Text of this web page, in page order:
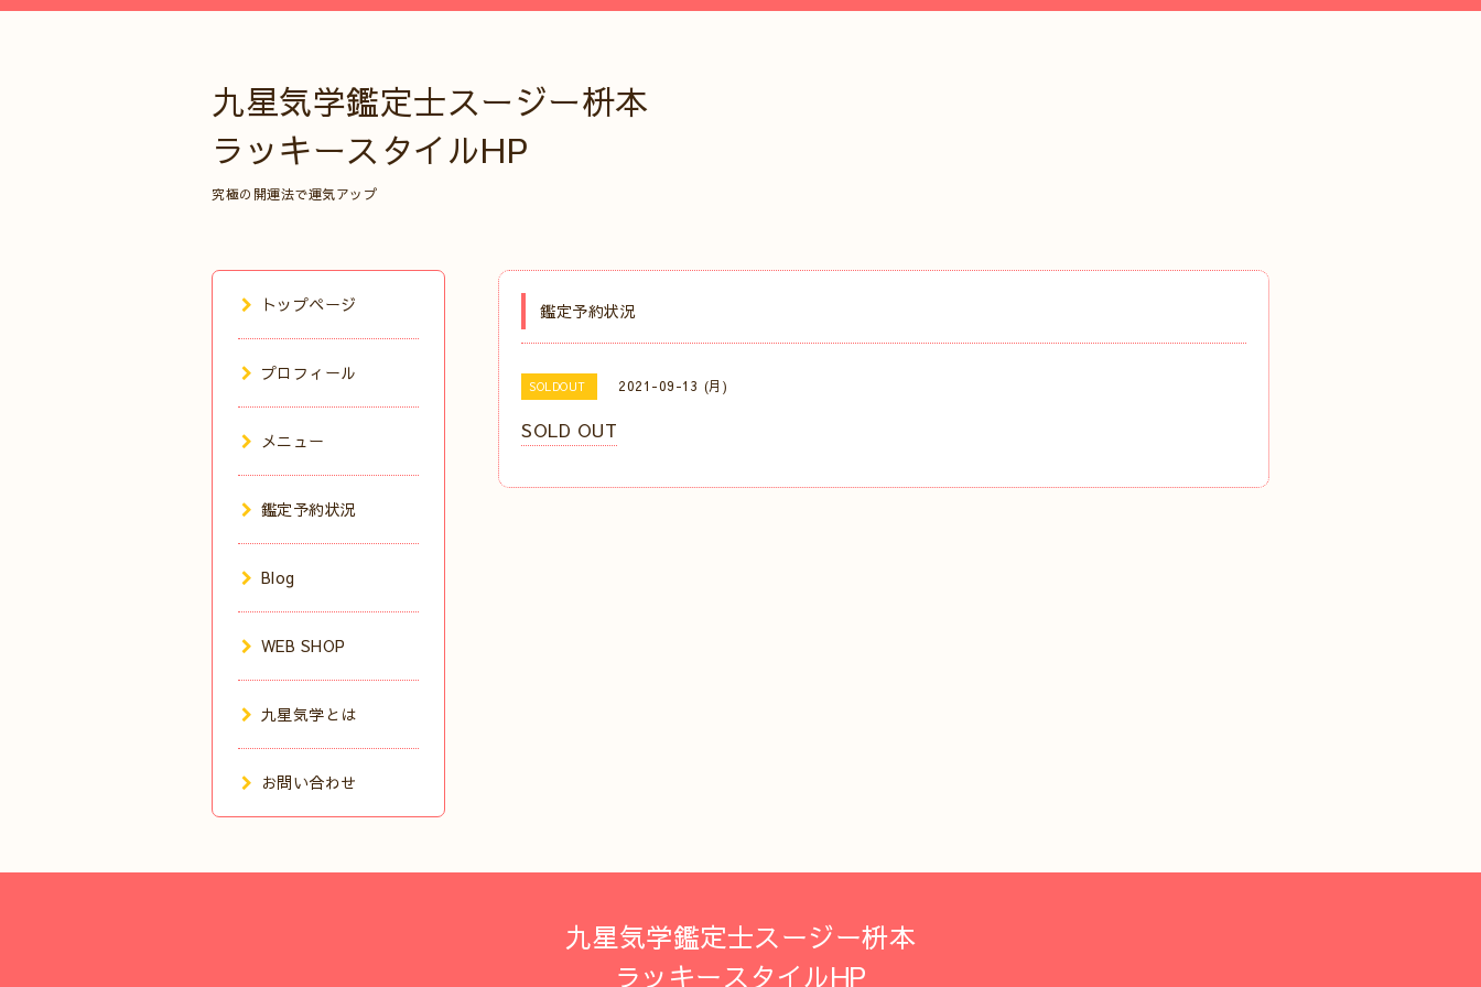
九星気学鑑定士スージー枡本
ラッキースタイルHP
究極の開運法で運気アップ
鑑定予約状況
SOLDOUT 2021-09-13 (月)
SOLD OUT
トップページ
プロフィール
メニュー
鑑定予約状況
Blog
WEB SHOP
九星気学とは
お問い合わせ
九星気学鑑定士スージー枡本
ラッキースタイルHP